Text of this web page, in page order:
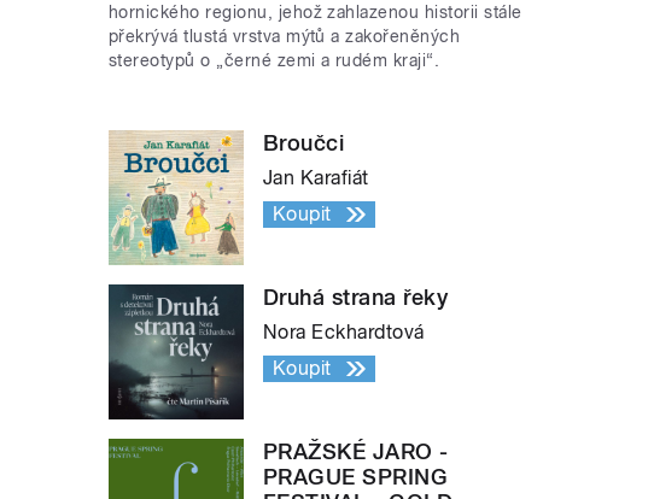
hornického regionu, jehož zahlazenou historii stále
překrývá tlustá vrstva mýtů a zakořeněných
stereotypů o „černé zemi a rudém kraji“.
Broučci
Jan Karafiát
Koupit
Druhá strana řeky
Nora Eckhardtová
Koupit
PRAŽSKÉ JARO -
PRAGUE SPRING